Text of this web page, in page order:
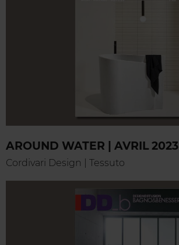
AROUND WATER | AVRIL 2023
Cordivari Design | Tessuto